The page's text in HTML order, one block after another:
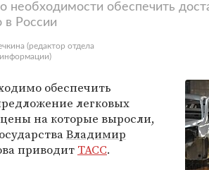
о необходимости обеспечить
в России
(редактор отдела
обеспечить
легковых
на которые выросли,
Владимир
приводит ТАСС.